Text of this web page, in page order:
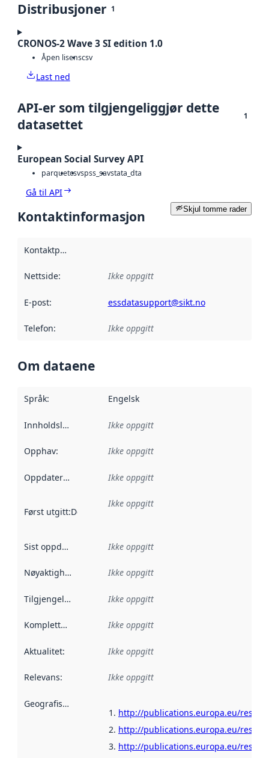
Distribusjoner 1
CRONOS-2 Wave 3 SI edition 1.0
Åpen lisenscsv
Last ned
API-er som tilgjengeliggjør dette
datasettet
1
European Social Survey API
parquetcsvspss_savstata_dta
Gå til API
Skjul tomme rader
Kontaktinformasjon
Kontaktpunkt
Nettside: Ikke oppgitt
E-post: essdatasupport@sikt.no
Telefon: Ikke oppgitt
Om dataene
Språk: Engelsk
Innholdsleverandører :
Ikke oppgitt
Opphav: Ikke oppgitt
Oppdateringsfrekvens :
Ikke oppgitt
Først utgitt:Denne datoen sier når dataene i dette
Ikke oppgitt
Sist oppdatert Ikke oppgitt
Nøyaktighet Ikke oppgitt
Tilgjengelighet Ikke oppgitt
Kompletthet Ikke oppgitt
Aktualitet: Ikke oppgitt
Relevans: Ikke oppgitt
Geografisk avgrensning
http://publications.europa.eu/
http://publications.europa.eu/
http://publications.europa.eu/